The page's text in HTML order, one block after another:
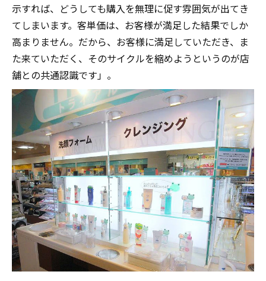
示すれば、どうしても購入を無理に促す雰囲気が出てき
てしまいます。客単価は、お客様が満足した結果でしか
高まりません。だから、お客様に満足していただき、ま
た来ていただく、そのサイクルを縮めようというのが店
舗との共通認識です」。